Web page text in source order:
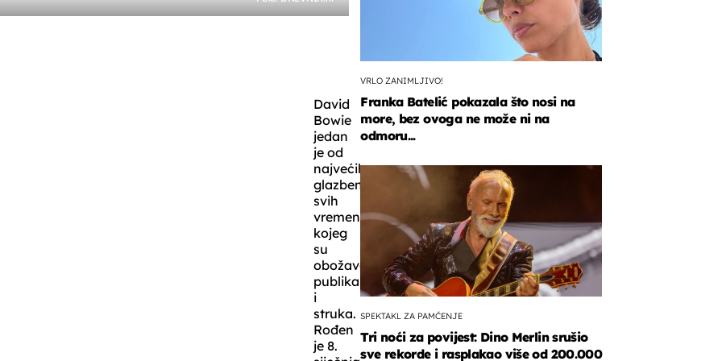
David
Bowie
jedan
je od
najvećih
glazbenika
svih
vremena
kojeg
su
obožavali
publika
i
struka.
Rođen
je 8.
VRLO ZANIMLJIVO!
Franka Batelić pokazala što nosi na
more, bez ovoga ne može ni na
odmoru...
SPEKTAKL ZA PAMĆENJE
Tri noći za povijest: Dino Merlin srušio
sve rekorde i rasplakao više od 200.000